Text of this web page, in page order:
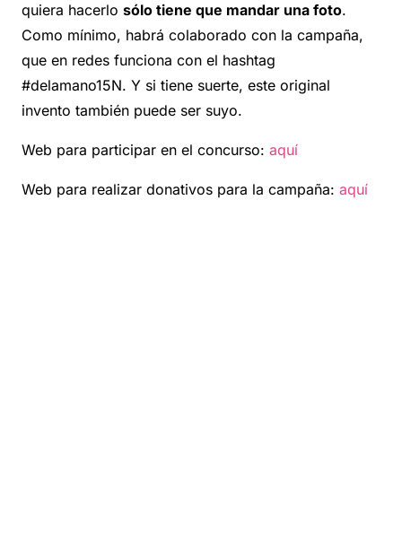
quiera hacerlo sólo tiene que mandar una foto.
Como mínimo, habrá colaborado con la campaña,
que en redes funciona con el hashtag
#delamano15N. Y si tiene suerte, este original
invento también puede ser suyo.
Web para participar en el concurso: aquí
Web para realizar donativos para la campaña: aquí